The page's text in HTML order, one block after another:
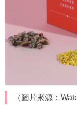
（圖片來源：